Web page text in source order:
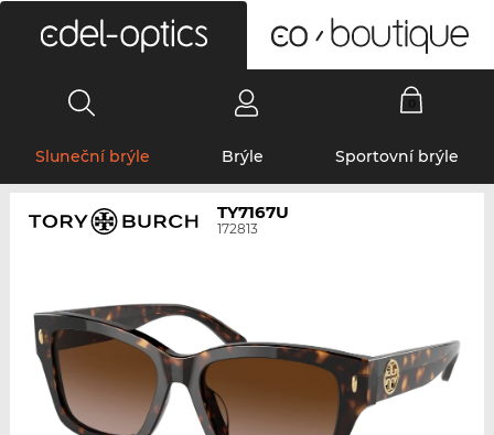
Sluneční brýle Brýle Sportovní brýle
TY7167U
172813